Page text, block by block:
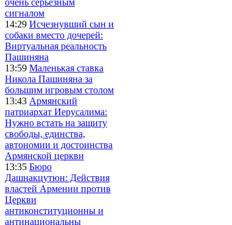
сигналом
14:29 Исчезнувший сын и
собаки вместо дочерей:
Виртуальная реальность
Пашиняна
13:59 Маленькая ставка
Никола Пашиняна за
большим игровым столом
13:43 Армянский
патриархат Иерусалима:
Нужно встать на защиту
свободы, единства,
автономии и достоинства
Армянской церкви
13:35 Бюро
Дашнакцутюн: Действия
властей Армении против
Церкви
антиконституционны и
антинациональны